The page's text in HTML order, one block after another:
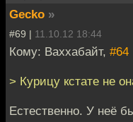
Gecko »
#69 | 11.10.12 18:44
Кому: Ваххабайт, #64
> Курицу кстате не
Естественно. У неё